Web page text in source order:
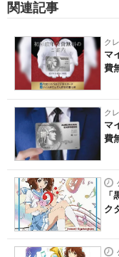
関連記事
ク
マ
費
ク
マ
費
ク